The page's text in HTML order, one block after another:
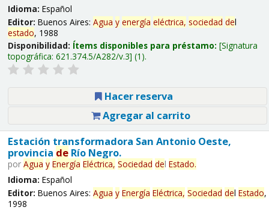
Idioma: Español
Editor: Buenos Aires: Agua y energía eléctrica, sociedad del
estado, 1988
Disponibilidad: Ítems disponibles para préstamo: Signatura
topográfica: 621.374.5/A282/v.3 (1).
Hacer reserva
Agregar al carrito
Estación transformadora San Antonio Oeste,
provincia deRío Negro.
por Agua y Energía Eléctrica, Sociedad del Estado.
Idioma: Español
Editor: Buenos Aires: Agua y Energía Eléctrica, Sociedad del Estado,
1998